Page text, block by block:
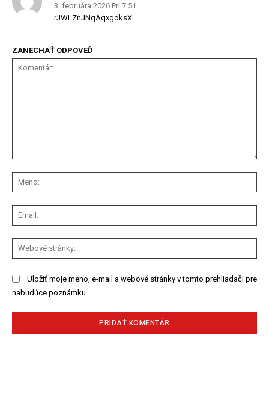
3. februára 2026 Pri 7:51
rJWLZnJNqAqxgoksX
ZANECHAŤ ODPOVEĎ
Uložiť moje meno, e-mail a webové stránky v tomto prehliadači pre
nabudúce poznámku.